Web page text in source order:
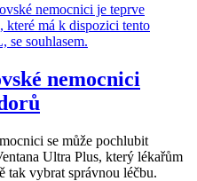
nemocnici
se může pochlubit
Ultra Plus, který lékařům
tak vybrat správnou léčbu.